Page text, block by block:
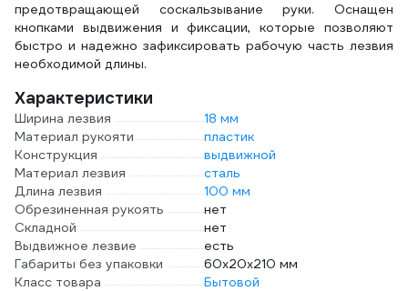
предотвращающей соскальзывание руки. Оснащен
кнопками выдвижения и фиксации, которые позволяют
быстро и надежно зафиксировать рабочую часть лезвия
необходимой длины.
Характеристики
Ширина лезвия
18 мм
Материал рукояти
пластик
Конструкция
выдвижной
Материал лезвия
сталь
Длина лезвия
100 мм
Обрезиненная рукоять
нет
Складной
нет
Выдвижное лезвие
есть
Габариты без упаковки
60х20х210 мм
Класс товара
Бытовой